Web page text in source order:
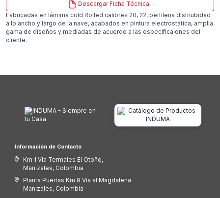
Descargar Ficha Técnica
Fabricadas en lámima cold Rolled calibres 20, 22, perfileria distriubidad
a lo ancho y largo de la nave, acabados en pintura electrostática, amplia
gama de diseños y mediadas de acuerdo a las especificaiones del
cliente.
Información de Contacto
Km 1 Vía Termales El Otoño,
Manizales, Colombia
Planta Puertas Km 9 Vía al Magdalena
Manizales, Colombia